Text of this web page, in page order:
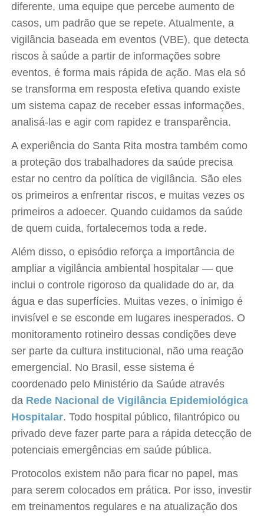
diferente, uma equipe que percebe aumento de
casos, um padrão que se repete. Atualmente, a
vigilância baseada em eventos (VBE), que detecta
riscos à saúde a partir de informações sobre
eventos, é forma mais rápida de ação. Mas ela só
se transforma em resposta efetiva quando existe
um sistema capaz de receber essas informações,
analisá-las e agir com rapidez e transparência.
A experiência do Santa Rita mostra também como
a proteção dos trabalhadores da saúde precisa
estar no centro da política de vigilância. São eles
os primeiros a enfrentar riscos, e muitas vezes os
primeiros a adoecer. Quando cuidamos da saúde
de quem cuida, fortalecemos toda a rede.
Além disso, o episódio reforça a importância de
ampliar a vigilância ambiental hospitalar — que
inclui o controle rigoroso da qualidade do ar, da
água e das superfícies. Muitas vezes, o inimigo é
invisível e se esconde em lugares inesperados. O
monitoramento rotineiro dessas condições deve
ser parte da cultura institucional, não uma reação
emergencial. No Brasil, esse sistema é
coordenado pelo Ministério da Saúde através
da Rede Nacional de Vigilância Epidemiológica
Hospitalar. Todo hospital público, filantrópico ou
privado deve fazer parte para a rápida detecção de
potenciais emergências em saúde pública.
Protocolos existem não para ficar no papel, mas
para serem colocados em prática. Por isso, investir
em treinamentos regulares e na atualização dos